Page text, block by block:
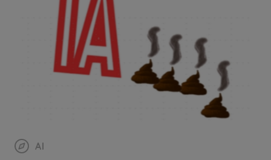
AI